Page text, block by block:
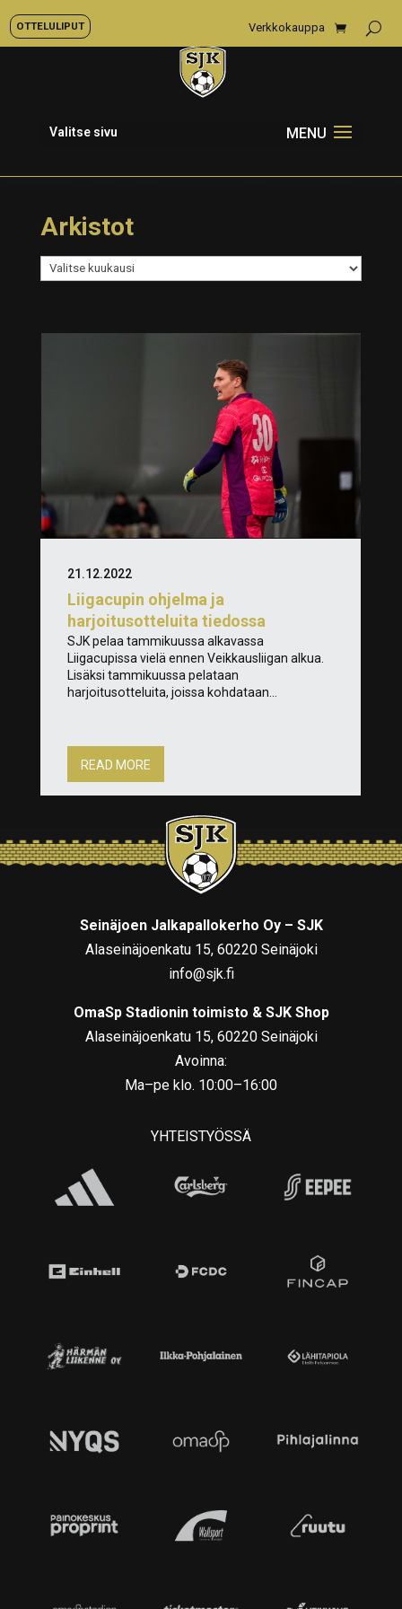
OTTELULIPUT Verkkokauppa
Valitse sivu
Arkistot
Arkistot
Liigacupin ohjelma ja
harjoitusotteluita tiedossa
21.12.2022
SJK pelaa tammikuussa alkavassa
Liigacupissa vielä ennen Veikkausliigan alkua.
Lisäksi tammikuussa pelataan
harjoitusotteluita, joissa kohdataan...
READ MORE
Seinäjoen Jalkapallokerho Oy – SJK
Alaseinäjoenkatu 15, 60220 Seinäjoki
info@sjk.fi
OmaSp Stadionin toimisto & SJK Shop
Alaseinäjoenkatu 15, 60220 Seinäjoki
Avoinna:
Ma–pe klo. 10:00–16:00
YHTEISTYÖSSÄ